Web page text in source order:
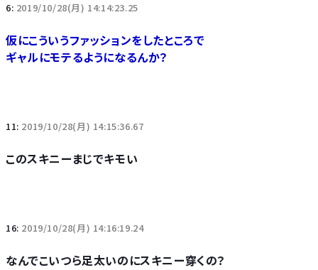
6: 2019/10/28(月) 14:14:23.25
仮にこういうファッションをしたところで
ギャルにモテるようになるんか？
11: 2019/10/28(月) 14:15:36.67
このスキニーまじでキモい
16: 2019/10/28(月) 14:16:19.24
なんでこいつら足太いのにスキニー穿くの？